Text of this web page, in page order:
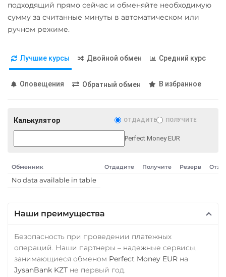
Pax Dollar (USDP)
ERC20
Pol (ex-MATIC)
Ripple (XRP)
Shib
Solana (SOL)
Starknet (STRK)
Sui
Sushi
Приват24
UAH
ПУМБ UAH
UAH
Росбанк RUB
Россельхоз банк RUB
Сбербанк
СБП RUB
УкрСиббанк UAH
подходящий прямо сейчас и обменяйте необходимую
сумму за считанные минуты в автоматическом или
ручном режиме.
Лучшие курсы Двойной обмен Средний курс
Оповещения Обратный обмен В избранное
Калькулятор ОТДАДИТЕ ПОЛУЧИТЕ
Perfect Money EUR
Обменник Отдадите Получите Резерв
No data available in table
Наши преимущества
Безопасность при проведении платежных
операций. Наши партнеры – надежные сервисы,
занимающиеся обменом Perfect Money EUR на
JysanBank KZT не первый год.